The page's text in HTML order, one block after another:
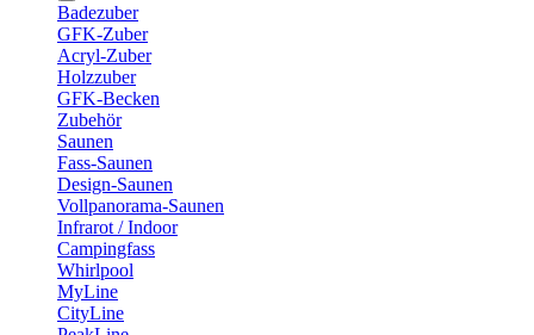
Badezuber
GFK-Zuber
Acryl-Zuber
Holzzuber
GFK-Becken
Zubehör
Saunen
Fass-Saunen
Design-Saunen
Vollpanorama-Saunen
Infrarot / Indoor
Campingfass
Whirlpool
MyLine
CityLine